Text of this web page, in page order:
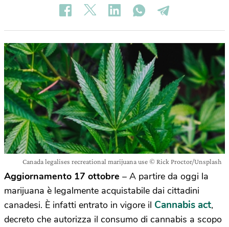
Canada legalises recreational marijuana use © Rick Proctor/Unsplash
Aggiornamento 17 ottobre – A partire da oggi la
marijuana è legalmente acquistabile dai cittadini
canadesi. È infatti entrato in vigore il Cannabis act,
decreto che autorizza il consumo di cannabis a scopo